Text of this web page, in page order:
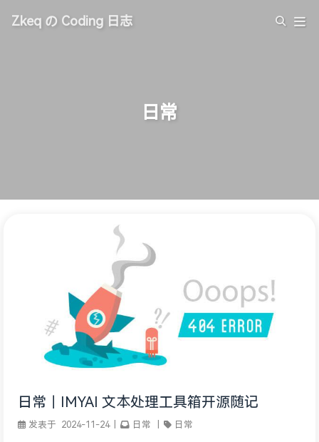
Zkeq の Coding 日志
日常
日常｜IMYAI 文本处理工具箱开源随记
发表于 2024-11-24 日常 日常